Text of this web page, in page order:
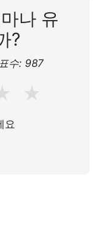
나 유
?
수: 987
★
요